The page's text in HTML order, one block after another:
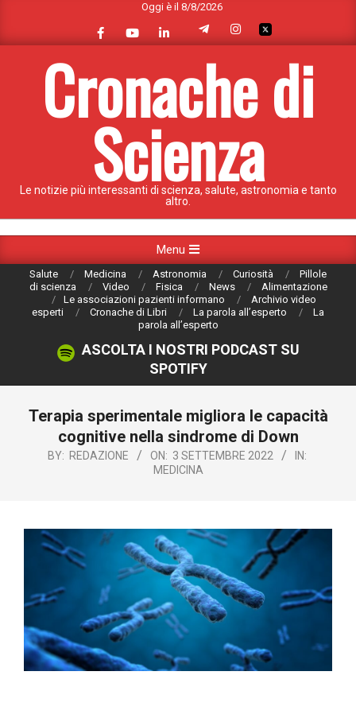
content
Oggi è il 8/8/2026
Cronache di
Scienza
Le notizie più interessanti di scienza, salute, astronomia e tanto
altro.
Navigation
Menu
Salute Medicina Astronomia Curiosità
Pillole
di scienza
Video Fisica News
Alimentazione
Le associazioni pazienti informano
Archivio video
esperti
Cronache di Libri La parola all’esperto
La
parola all’esperto
ASCOLTA I NOSTRI PODCAST SU
SPOTIFY
Terapia sperimentale migliora le capacità
cognitive nella sindrome di Down
BY: REDAZIONE ON: 3 SETTEMBRE 2022
IN:
MEDICINA